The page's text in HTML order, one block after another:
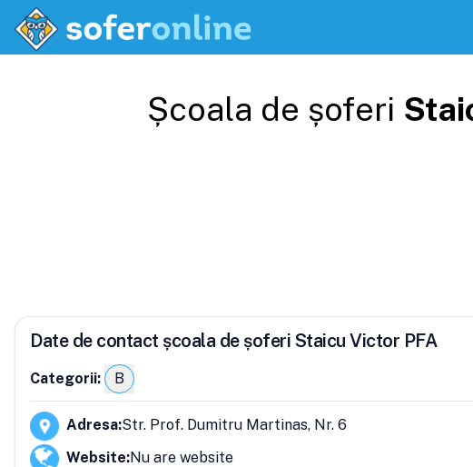
Școala de șoferi
Date de contact școala de șoferi Staicu Victor PFA
Categorii: B
Adresa:Str. Prof. Dumitru Martinas, Nr. 6
Website:Nu are website